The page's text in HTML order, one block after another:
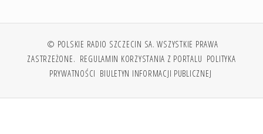
© POLSKIE RADIO SZCZECIN SA. WSZYSTKIE PRAWA
ZASTRZEŻONE. REGULAMIN KORZYSTANIA Z PORTALU POLITYKA
PRYWATNOŚCI BIULETYN INFORMACJI PUBLICZNEJ